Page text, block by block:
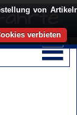
von
verbieten